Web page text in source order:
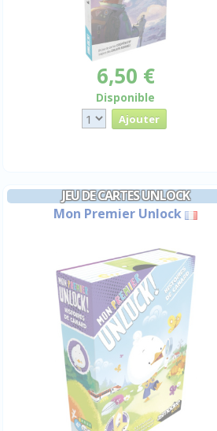
6,50 €
Disponible
JEU DE CARTES UNLOCK
Mon Premier Unlock